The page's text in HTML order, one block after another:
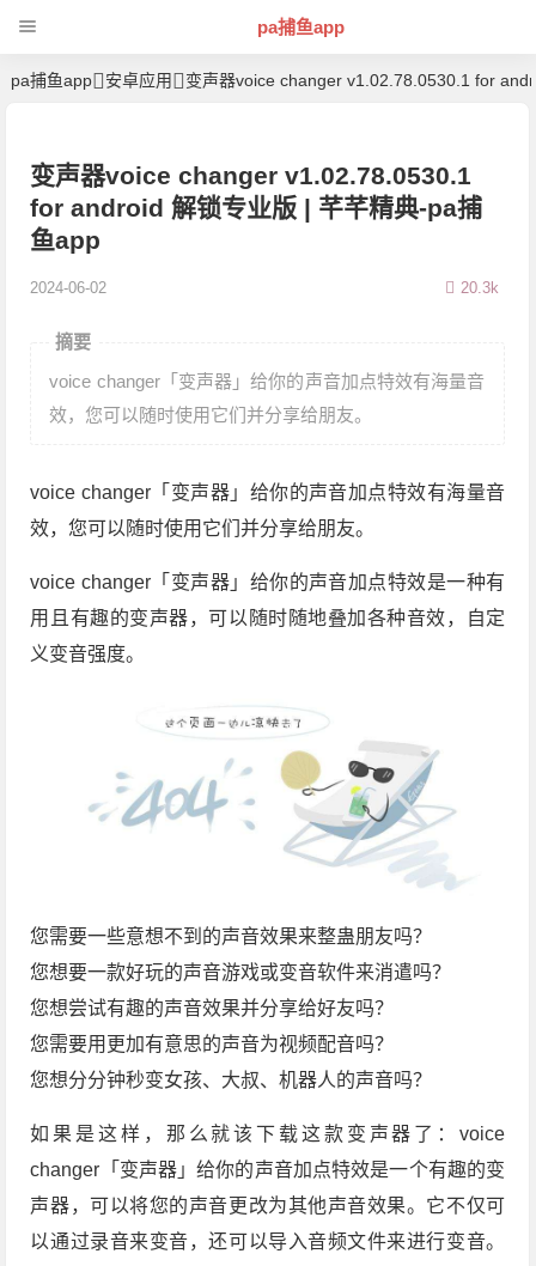
pa捕鱼app
pa捕鱼app 安卓应用 变声器voice changer v1.02.78.0530.1 for
变声器voice changer v1.02.78.0530.1
for android 解锁专业版 | 芊芊精典-pa捕
鱼app
2024-06-02 20.3k
摘要
voice changer「变声器」给你的声音加点特效有海量音
效，您可以随时使用它们并分享给朋友。
voice changer「变声器」给你的声音加点特效有海量音
效，您可以随时使用它们并分享给朋友。
voice changer「变声器」给你的声音加点特效是一种有
用且有趣的变声器，可以随时随地叠加各种音效，自定
义变音强度。
您需要一些意想不到的声音效果来整蛊朋友吗？
您想要一款好玩的声音游戏或变音软件来消遣吗？
您想尝试有趣的声音效果并分享给好友吗？
您需要用更加有意思的声音为视频配音吗？
您想分分钟秒变女孩、大叔、机器人的声音吗？
如果是这样，那么就该下载这款变声器了：voice
changer「变声器」给你的声音加点特效是一个有趣的变
声器，可以将您的声音更改为其他声音效果。它不仅可
以通过录音来变音，还可以导入音频文件来进行变音。